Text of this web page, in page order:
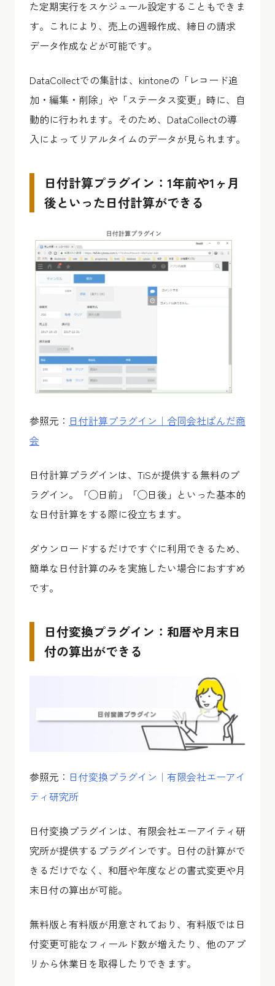
た定期実行をスケジュール設定することもできま
す。これにより、売上の週報作成、締日の請求
データ作成などが可能です。
DataCollectでの集計は、kintoneの「レコード追
加・編集・削除」や「ステータス変更」時に、自
動的に行われます。そのため、DataCollectの導
入によってリアルタイムのデータが見られます。
日付計算プラグイン：1年前や1ヶ月
後といった日付計算ができる
参照元： 日付計算プラグイン｜合同会社ぱんだ商
会
日付計算プラグインは、TiSが提供する無料のプ
ラグイン。「◯日前」「◯日後」といった基本的
な日付計算をする際に役立ちます。
ダウンロードするだけですぐに利用できるため、
簡単な日付計算のみを実施したい場合におすすめ
です。
日付変換プラグイン：和暦や月末日
付の算出ができる
参照元： 日付変換プラグイン｜有限会社エーアイ
ティ研究所
日付変換プラグインは、有限会社エーアイティ研
究所が提供するプラグインです。日付の計算がで
きるだけでなく、和暦や年度などの書式変更や月
末日付の算出が可能。
無料版と有料版が用意されており、有料版では日
付変更可能なフィールド数が増えたり、他のアプ
リから休業日を取得したりできます。